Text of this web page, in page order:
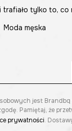
tylko to,
Moda męska
jest Brandbq
Pamiętaj, że
prywatności.